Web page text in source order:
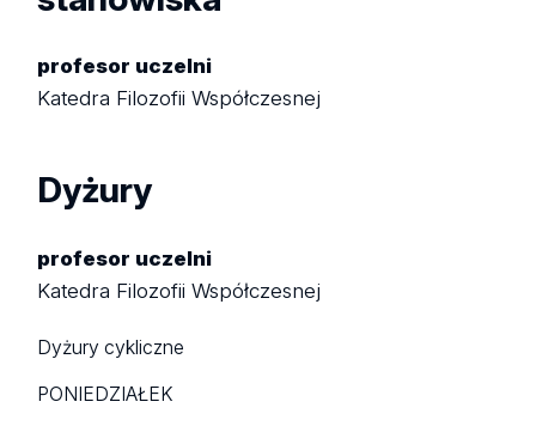
profesor uczelni
Katedra Filozofii Współczesnej
Dyżury
profesor uczelni
Katedra Filozofii Współczesnej
Dyżury cykliczne
PONIEDZIAŁEK